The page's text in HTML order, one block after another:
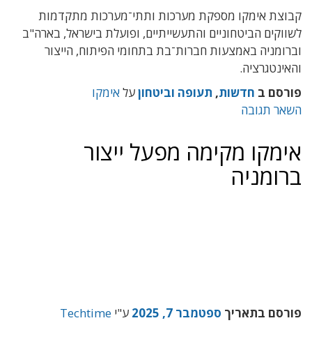
קבוצת אימקו מספקת מערכות ותתי־מערכות מתקדמות
לשווקים הביטחוניים והתעשייתיים, ופועלת בישראל, בארה"ב
וברומניה באמצעות חברות־בת בתחומי הפיתוח, הייצור
והאינטגרציה.
פורסם ב חדשות, תעופה וביטחוןעלאימקו
השאר תגובה
אימקו מקימה מפעל ייצור
ברומניה
פורסם בתאריך ספטמבר 7, 2025 ע"י Techtime